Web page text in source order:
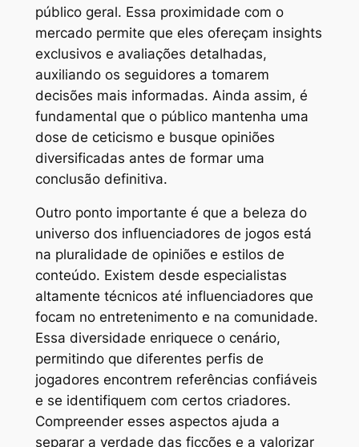
público geral. Essa proximidade com o
mercado permite que eles ofereçam insights
exclusivos e avaliações detalhadas,
auxiliando os seguidores a tomarem
decisões mais informadas. Ainda assim, é
fundamental que o público mantenha uma
dose de ceticismo e busque opiniões
diversificadas antes de formar uma
conclusão definitiva.
Outro ponto importante é que a beleza do
universo dos influenciadores de jogos está
na pluralidade de opiniões e estilos de
conteúdo. Existem desde especialistas
altamente técnicos até influenciadores que
focam no entretenimento e na comunidade.
Essa diversidade enriquece o cenário,
permitindo que diferentes perfis de
jogadores encontrem referências confiáveis
e se identifiquem com certos criadores.
Compreender esses aspectos ajuda a
separar a verdade das ficções e a valorizar